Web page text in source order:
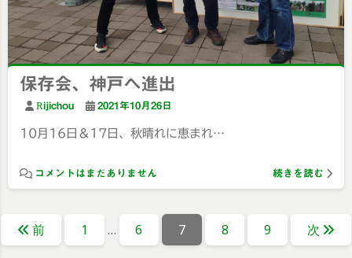
保存会、神戸へ進出
Rijichou 2021年10月26日
10月16日＆17日、秋晴れに恵まれ…
コメントはまだありません 続きを読む
稿
前
固
定
1 …
固
定
6
固
定
7
固
定
8
固
定
9 次